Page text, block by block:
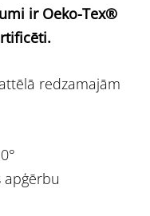
ir Oeko-Tex®
redzamajām
apģērbu